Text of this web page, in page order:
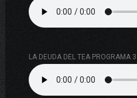
LA DEUDA DEL TEA PROGRAMA 3